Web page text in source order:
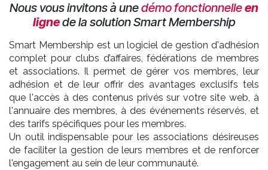
Nous vous invitons à unedémo fonctionnelleen
lignede la solution Smart Membership
​Smart Membership est un logiciel de gestion d'adhésion
complet pour clubs d’affaires, fédérations de membres
et associations. Il permet de gérer vos membres, leur
adhésion et de leur offrir des avantages exclusifs tels
que l'accès à des contenus privés sur votre site web, à
l'annuaire des membres, à des événements réservés, et
des tarifs spécifiques pour les membres.
Un outil indispensable pour les associations désireuses
de faciliter la gestion de leurs membres et de renforcer
l'engagement au sein de leur communauté.